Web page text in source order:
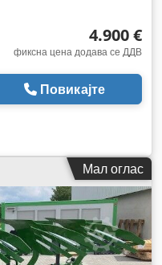
4.900 €
фиксна цена додава се ДДВ
Повикајте
Мал оглас